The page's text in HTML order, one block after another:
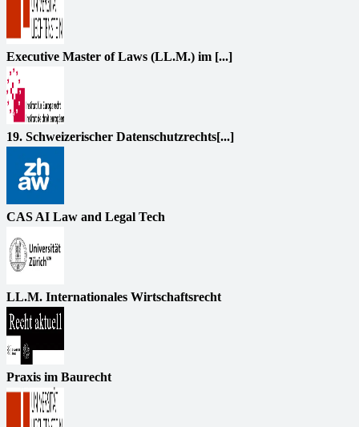
Executive Master of Laws (LL.M.) im [...]
19. Schweizerischer Datenschutzrechts[...]
CAS AI Law and Legal Tech
LL.M. Internationales Wirtschaftsrecht
Praxis im Baurecht